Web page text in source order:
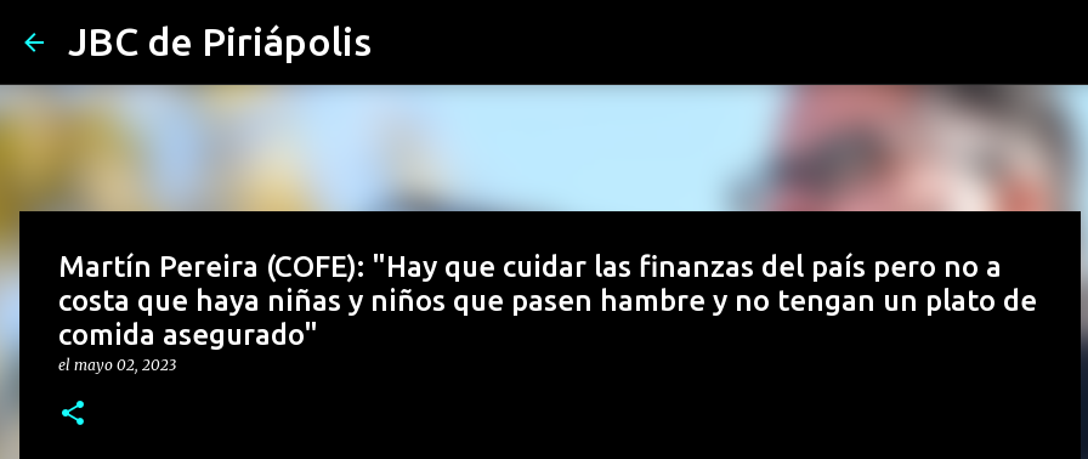
JBC de Piriápolis
Martín Pereira (COFE): "Hay que cuidar las finanzas del país pero no a
costa que haya niñas y niños que pasen hambre y no tengan un plato de
comida asegurado"
el mayo 02, 2023